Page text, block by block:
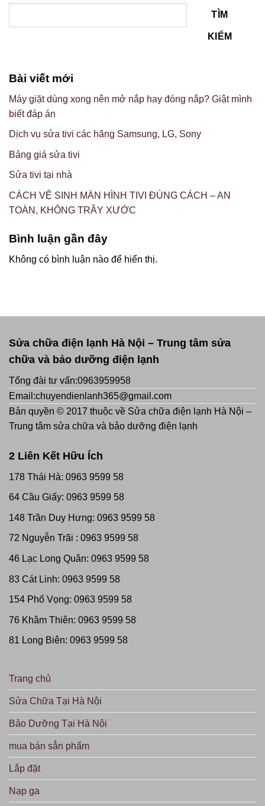
TÌM
KIẾM
Bài viết mới
Máy giặt dùng xong nên mở nắp hay đóng nắp? Giật mình
biết đáp án
Dịch vụ sửa tivi các hãng Samsung, LG, Sony
Bảng giá sửa tivi
Sửa tivi tại nhà
CÁCH VỆ SINH MÀN HÌNH TIVI ĐÚNG CÁCH – AN
TOÀN, KHÔNG TRẦY XƯỚC
Bình luận gần đây
Không có bình luận nào để hiển thị.
Sửa chữa điện lạnh Hà Nội – Trung tâm sửa
chữa và bảo dưỡng điện lạnh
Tổng đài tư vấn:0963959958
Email:chuyendienlanh365@gmail.com
Bản quyền © 2017 thuộc về Sửa chữa điện lạnh Hà Nội –
Trung tâm sửa chữa và bảo dưỡng điện lạnh
2 Liên Kết Hữu Ích
178 Thái Hà: 0963 9599 58
64 Cầu Giấy: 0963 9599 58
148 Trần Duy Hưng: 0963 9599 58
72 Nguyễn Trãi : 0963 9599 58
46 Lạc Long Quân: 0963 9599 58
83 Cát Linh: 0963 9599 58
154 Phố Vọng: 0963 9599 58
76 Khâm Thiên: 0963 9599 58
81 Long Biên: 0963 9599 58
Trang chủ
Sửa Chữa Tại Hà Nội
Bảo Dưỡng Tại Hà Nội
mua bán sẳn phẩm
Lắp đặt
Nạp ga